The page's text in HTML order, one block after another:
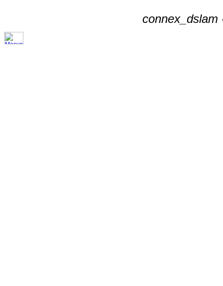
connex_dslam